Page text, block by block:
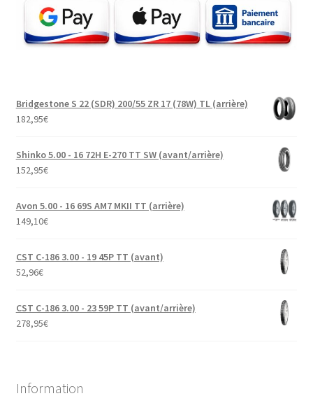
Bridgestone S 22 (SDR) 200/55 ZR 17 (78W) TL (arrière)
182,95€
Shinko 5.00 - 16 72H E-270 TT SW (avant/arrière)
152,95€
Avon 5.00 - 16 69S AM7 MKII TT (arrière)
149,10€
CST C-186 3.00 - 19 45P TT (avant)
52,96€
CST C-186 3.00 - 23 59P TT (avant/arrière)
278,95€
Information